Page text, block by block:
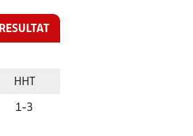
RESULTAT
HHT
1-3